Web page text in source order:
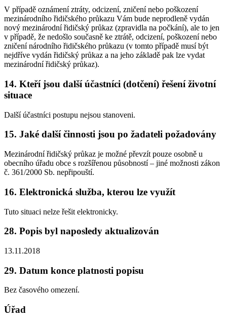
V případě oznámení ztráty, odcizení, zničení nebo poškození
mezinárodního řidičského průkazu Vám bude neprodleně vydán
nový mezinárodní řidičský průkaz (zpravidla na počkání), ale to jen
v případě, že nedošlo současně ke ztrátě, odcizení, poškození nebo
zničení národního řidičského průkazu (v tomto případě musí být
nejdříve vydán řidičský průkaz a na jeho základě pak lze vydat
mezinárodní řidičský průkaz).
14. Kteří jsou další účastníci (dotčení) řešení životní
situace
Další účastníci postupu nejsou stanoveni.
15. Jaké další činnosti jsou po žadateli požadovány
Mezinárodní řidičský průkaz je možné převzít pouze osobně u
obecního úřadu obce s rozšířenou působností – jiné možnosti zákon
č. 361/2000 Sb. nepřipouští.
16. Elektronická služba, kterou lze využít
Tuto situaci nelze řešit elektronicky.
28. Popis byl naposledy aktualizován
13.11.2018
29. Datum konce platnosti popisu
Bez časového omezení.
Úřad